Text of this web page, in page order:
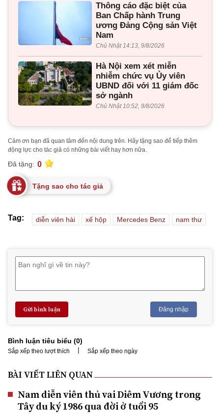
Thông cáo đặc biệt của
Ban Chấp hành Trung
ương Đảng Cộng sản Việt
Nam
Chủ Nhật 14:13, 9/8/2026
Hà Nội xem xét miễn
nhiễm chức vụ Ủy viên
UBND đối với 11 giám đốc
sở ngành
Chủ Nhật 10:52, 9/8/2026
Cảm ơn bạn đã quan tâm đến nội dung trên. Hãy tặng sao để tiếp thêm
động lực cho tác giả có những bài viết hay hơn nữa.
Đã tặng: 0
Tặng sao cho tác giả
Tag: diễn viên hài xế hộp Mercedes Benz nam thư
Gửi bình luận Đăng nhập
Bình luận tiêu biểu (0)
Sắp xếp theo lượt thích | Sắp xếp theo ngày
BÀI VIẾT LIÊN QUAN
Nam diễn viên thủ vai Diêm Vương trong
Tây du ký 1986 qua đời ở tuổi 95